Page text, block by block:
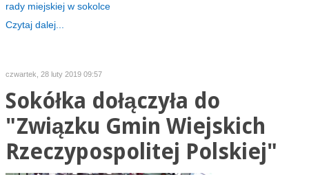
rady miejskiej w sokolce
Czytaj dalej...
czwartek, 28 luty 2019 09:57
Sokółka dołączyła do
"Związku Gmin Wiejskich
Rzeczypospolitej Polskiej"